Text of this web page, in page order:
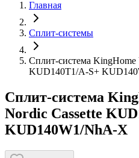
Главная
Сплит-системы
Сплит-система KingHome
KUD140T1/A-S+
Сплит-система
Nordic Cassette
KUD140W1/NhA-X